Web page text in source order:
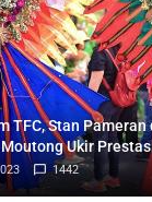
TFC, Stan
Ukir
1442